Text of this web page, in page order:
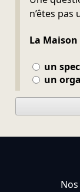
n’êtes pas
La
un
un